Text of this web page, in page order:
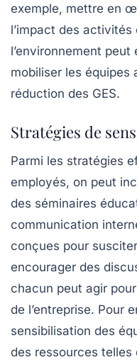
exemple, mettre en
l’impact des
l’environnement
mobiliser les équipes
réduction des GES.
Stratégies de
Parmi les stratégies
employés, on peut
des séminaires
communication
conçues pour
encourager des
chacun peut agir
de l’entreprise. Pour
sensibilisation des
des ressources telles